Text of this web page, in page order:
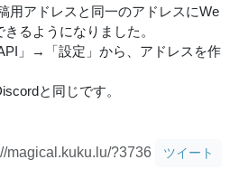
用アドレスと同一のアドレスにWe
るようになりました。
」→「設定」から、アドレスを作
と同じです。
magical.kuku.lu/?3736 ツイート